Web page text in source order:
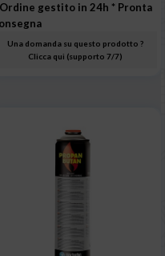
gestito in 24h * Pronta
Una domanda su questo prodotto ?
Clicca qui (supporto 7/7)